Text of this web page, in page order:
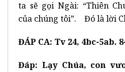
ta sẽ gọi Ngài: “Thiên
của chúng tôi”. Đó là lời
ĐÁP CA: Tv 24, 4bc-5ab.
Đáp: Lạy Chúa, con